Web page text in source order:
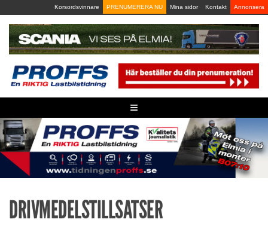
to
content
Korsordsvinnare PRENUMERERA NU Mina sidor Kontakt Annonsera
≡
DRIVMEDELSTILLSATSER